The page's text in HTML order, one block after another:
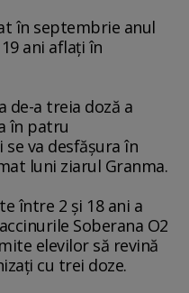
în septembrie anul
ani aflaţi în
de-a treia doză a
în patru
va desfăşura în
luni ziarul Granma.
între 2 şi 18 ani a
Soberana O2
elevilor să revină
cu trei doze.